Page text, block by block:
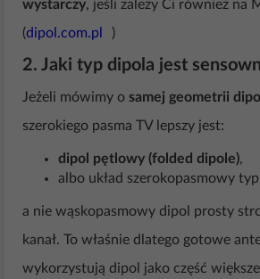
wystarczy, jeśli zależy Ci również na
(dipol.com.pl )
2. Jaki typ dipola jest
Jeżeli mówimy o samej geometrii
szerokiego pasma TV lepszy jest:
dipol pętlowy (folded dipole),
albo układ szerokopasmowy
a nie wąskopasmowy dipol prosty
kanał. To właśnie dlatego gotowe
wykorzystują dipol jako część